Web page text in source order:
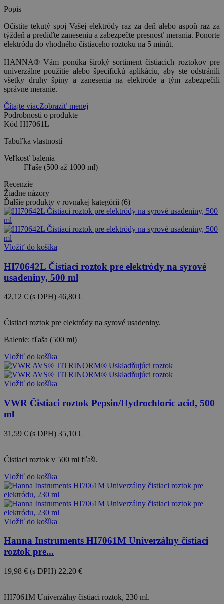
Popis
Očistite tekutý spoj Vašej elektródy raz za deň alebo aspoň raz za
týždeň a predíďte zaneseniu a zabezpečte presnosť merania. Ponorte
elektródu do vhodného čistiaceho roztoku na 5 minút.
HANNA® Vám ponúka široký sortiment čistiacich roztokov pre
univerzálne použitie alebo špecifickú aplikáciu, aby ste odstránili
všetky druhy špiny a zanesenia na elektróde a tým zabezpečili
správne meranie.
Čítajte viacZobraziť menej
Podrobnosti o produkte
Kód HI7061L
Tabuľka vlastností
Veľkosť balenia
Fľaše (500 až 1000 ml)
Recenzie
Žiadne názory
Ďalšie produkty v rovnakej kategórii (6)
Vložiť do košíka
HI70642L Čistiaci roztok pre elektródy na syrové
usadeniny, 500 ml
42,12 € (s DPH) 46,80 €
Čistiaci roztok pre elektródy na syrové usadeniny.
Balenie: fľaša (500 ml)
Vložiť do košíka
Vložiť do košíka
VWR Čistiaci roztok Pepsin/Hydrochloric acid, 500
ml
31,59 € (s DPH) 35,10 €
Čistiaci roztok v 500 ml fľaši.
Vložiť do košíka
Vložiť do košíka
Hanna Instruments HI7061M Univerzálny čistiaci
roztok pre...
19,98 € (s DPH) 22,20 €
HI7061M Univerzálny čistiaci roztok, 230 ml.